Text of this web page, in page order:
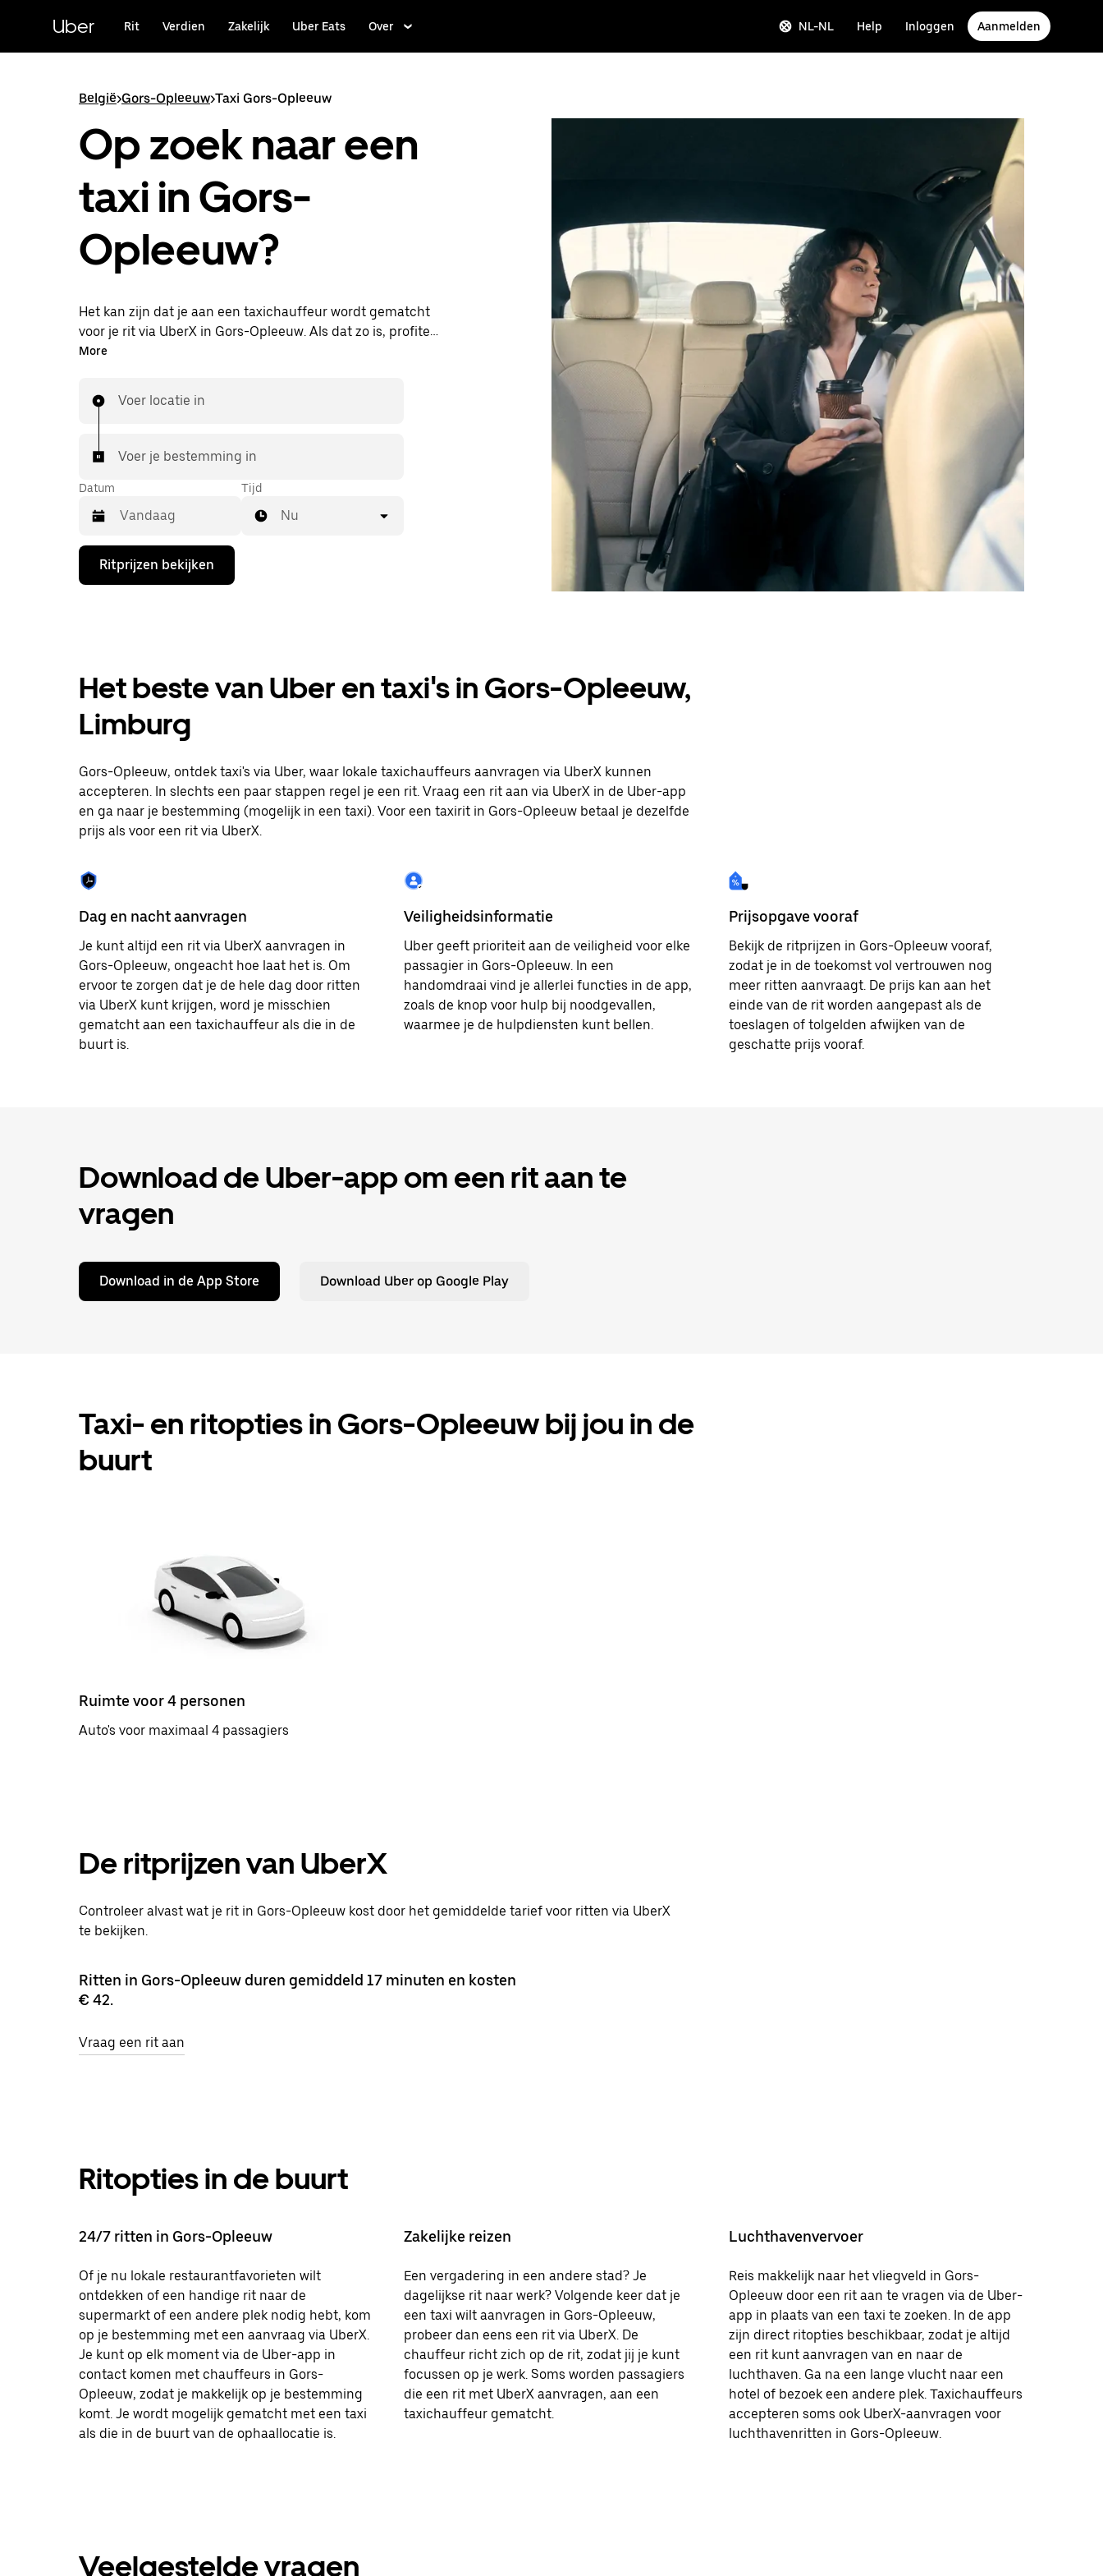
hoofdinhoudUber Rit Verdien Zakelijk Uber Eats Over NL-NL Help Inloggen Aanmelden
België>Gors-Opleeuw>Taxi Gors-Opleeuw
Op zoek naar een
taxi in Gors-
Opleeuw?
Het kan zijn dat je aan een taxichauffeur wordt gematcht
voor je rit via UberX in Gors-Opleeuw. Als dat zo is, profiteer
je van dezelfde 24/7 beschikbaarheid en betaalbare prijzen
naar je bestemming.
More
Voer locatie in
Voer je bestemming in
Datum
Druk
de
openen
een
datum
Druk
op
Escape
de
sluiten.
Tijd
Nu
Ritprijzen bekijken
Het beste van Uber en taxi's in Gors-Opleeuw,
Limburg
Gors-Opleeuw, ontdek taxi's via Uber, waar lokale taxichauffeurs aanvragen via UberX kunnen
accepteren. In slechts een paar stappen regel je een rit. Vraag een rit aan via UberX in de Uber-app
en ga naar je bestemming (mogelijk in een taxi). Voor een taxirit in Gors-Opleeuw betaal je dezelfde
prijs als voor een rit via UberX.
Dag en nacht aanvragen
Je kunt altijd een rit via UberX aanvragen in
Gors-Opleeuw, ongeacht hoe laat het is. Om
ervoor te zorgen dat je de hele dag door ritten
via UberX kunt krijgen, word je misschien
gematcht aan een taxichauffeur als die in de
buurt is.
Veiligheidsinformatie
Uber geeft prioriteit aan de veiligheid voor elke
passagier in Gors-Opleeuw. In een
handomdraai vind je allerlei functies in de app,
zoals de knop voor hulp bij noodgevallen,
waarmee je de hulpdiensten kunt bellen.
Prijsopgave vooraf
Bekijk de ritprijzen in Gors-Opleeuw vooraf,
zodat je in de toekomst vol vertrouwen nog
meer ritten aanvraagt. De prijs kan aan het
einde van de rit worden aangepast als de
toeslagen of tolgelden afwijken van de
geschatte prijs vooraf.
Download de Uber-app om een rit aan te
vragen
Download in de App Store Download Uber op Google Play
Taxi- en ritopties in Gors-Opleeuw bij jou in de
buurt
Ruimte voor 4 personen
Auto's voor maximaal 4 passagiers
De ritprijzen van UberX
Controleer alvast wat je rit in Gors-Opleeuw kost door het gemiddelde tarief voor ritten via UberX
te bekijken.
Ritten in Gors-Opleeuw duren gemiddeld 17 minuten en kosten
€ 42.
Vraag een rit aan
Ritopties in de buurt
24/7 ritten in Gors-Opleeuw
Of je nu lokale restaurantfavorieten wilt
ontdekken of een handige rit naar de
supermarkt of een andere plek nodig hebt, kom
op je bestemming met een aanvraag via UberX.
Je kunt op elk moment via de Uber-app in
contact komen met chauffeurs in Gors-
Opleeuw, zodat je makkelijk op je bestemming
komt. Je wordt mogelijk gematcht met een taxi
als die in de buurt van de ophaallocatie is.
Zakelijke reizen
Een vergadering in een andere stad? Je
dagelijkse rit naar werk? Volgende keer dat je
een taxi wilt aanvragen in Gors-Opleeuw,
probeer dan eens een rit via UberX. De
chauffeur richt zich op de rit, zodat jij je kunt
focussen op je werk. Soms worden passagiers
die een rit met UberX aanvragen, aan een
taxichauffeur gematcht.
Luchthavenvervoer
Reis makkelijk naar het vliegveld in Gors-
Opleeuw door een rit aan te vragen via de Uber-
app in plaats van een taxi te zoeken. In de app
zijn direct ritopties beschikbaar, zodat je altijd
een rit kunt aanvragen van en naar de
luchthaven. Ga na een lange vlucht naar een
hotel of bezoek een andere plek. Taxichauffeurs
accepteren soms ook UberX-aanvragen voor
luchthavenritten in Gors-Opleeuw.
Veelgestelde vragen